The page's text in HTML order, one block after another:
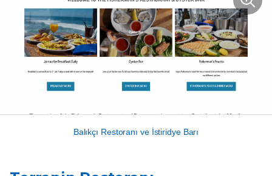
Balıkçı Restoranı ve İstiridye Barı